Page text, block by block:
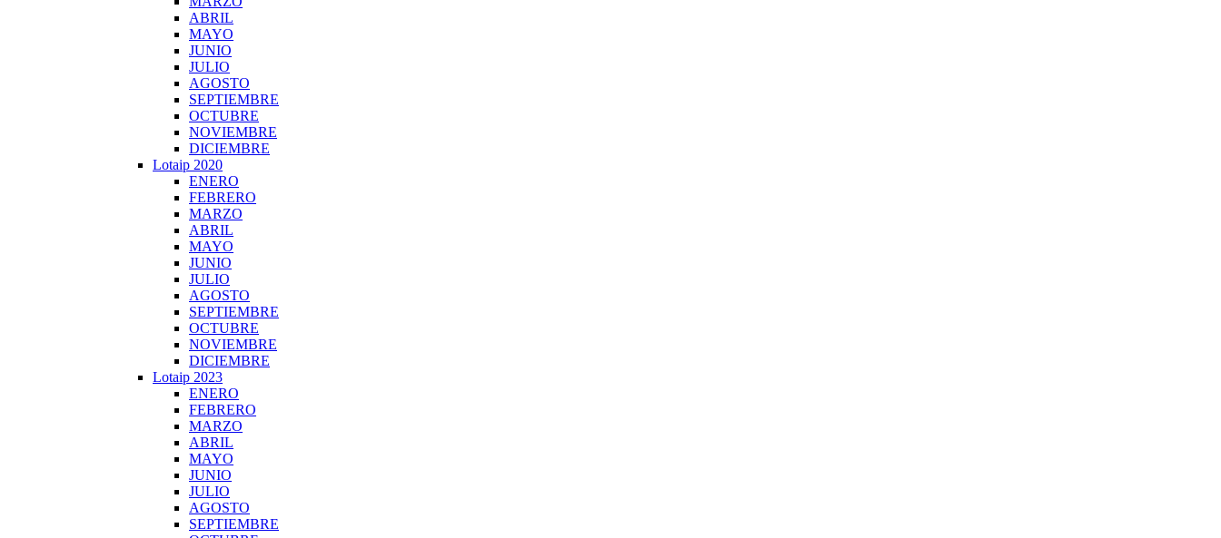
ABRIL
MAYO
JUNIO
JULIO
AGOSTO
SEPTIEMBRE
OCTUBRE
NOVIEMBRE
DICIEMBRE
Lotaip 2020
ENERO
FEBRERO
MARZO
ABRIL
MAYO
JUNIO
JULIO
AGOSTO
SEPTIEMBRE
OCTUBRE
NOVIEMBRE
DICIEMBRE
Lotaip 2023
ENERO
FEBRERO
MARZO
ABRIL
MAYO
JUNIO
JULIO
AGOSTO
SEPTIEMBRE